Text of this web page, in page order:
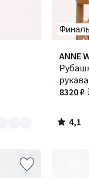
ANNE
8320 ₽
4,1
/ 5
4,1
/